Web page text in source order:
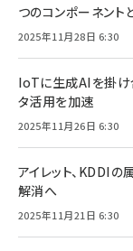
つのコンポーネント
2025年11月28日 6:30
IoTに生成AIを掛
タ活用を加速
2025年11月26日 6:30
アイレット、KDDI
解消へ
2025年11月21日 6:30